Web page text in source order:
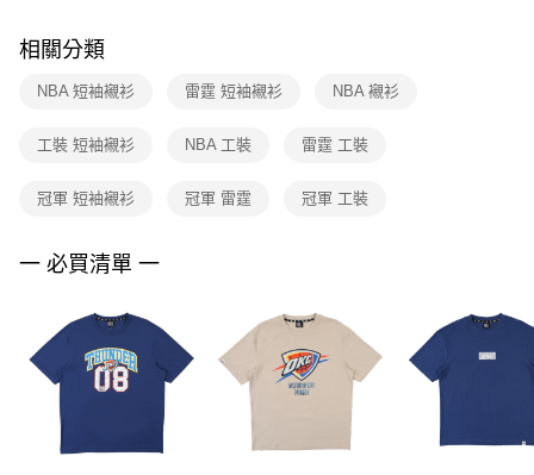
※ 交易是否成功請以「AFTEE先享後付 」之結帳頁面顯示為準，若有關於
是否繳費成功／繳費後需取消欲退款等相關疑問，請聯繫「AFTEE先享後付
客戶支援中心」https://netprotections.freshdesk.com/support/home
１．透過由恩沛科技股份有限公司提供之「AFTEE先享後付」服務完成之交
權轉讓予恩沛科技股份有限公司。
３．未成年的使用者請事先徵得法定代理人或監護人之同意方可使用
「AFTEE先享後付」，若未經同意申辦者引起之損失，本公司不負相關責
４．使用「AFTEE先享後付」時，將依據個別帳號之用戶狀況，依本公司即
時審查核予不同之上限額度；若仍有額度不足之情形，本公司將視審查結果
請求用戶進行身份認證。
５．嚴禁一人註冊多個帳號或使用他人資訊註冊。若發現惡意使用之情形，
恩沛科技股份有限公司將有權停止該用戶之使用額度並採取法律行動。
相關分類
NBA 短袖襯衫 雷霆 短袖襯衫 NBA 襯衫
工裝 短袖襯衫 NBA 工裝 雷霆 工裝
冠軍 短袖襯衫 冠軍 雷霆 冠軍 工裝
一 必買清單 一